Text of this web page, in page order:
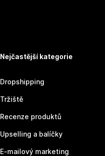
Nejčastější kategorie
Dropshipping
Tržiště
Recenze produktů
Upselling a balíčky
E-mailový marketing